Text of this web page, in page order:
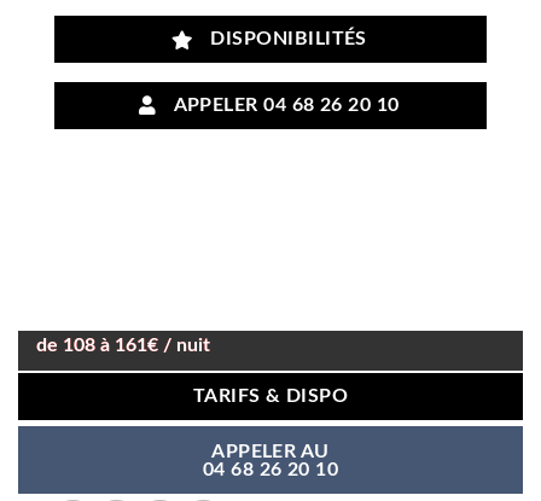
DISPONIBILITÉS
APPELER 04 68 26 20 10
de 108 à 161€ / nuit
TARIFS & DISPO
APPELER AU
04 68 26 20 10